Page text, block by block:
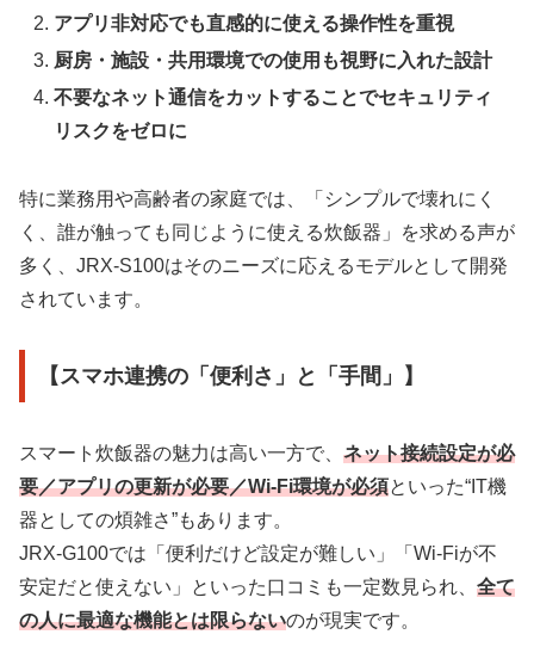
アプリ非対応でも直感的に使える操作性を重視
厨房・施設・共用環境での使用も視野に入れた設計
不要なネット通信をカットすることでセキュリティ
リスクをゼロに
特に業務用や高齢者の家庭では、「シンプルで壊れにく
く、誰が触っても同じように使える炊飯器」を求める声が
多く、JRX-S100はそのニーズに応えるモデルとして開発
されています。
【スマホ連携の「便利さ」と「手間」】
スマート炊飯器の魅力は高い一方で、 ネット接続設定が必
要／アプリの更新が必要／Wi-Fi環境が必須といった“IT機
器としての煩雑さ”もあります。
JRX-G100では「便利だけど設定が難しい」「Wi-Fiが不
安定だと使えない」といった口コミも一定数見られ、 全て
の人に最適な機能とは限らないのが現実です。